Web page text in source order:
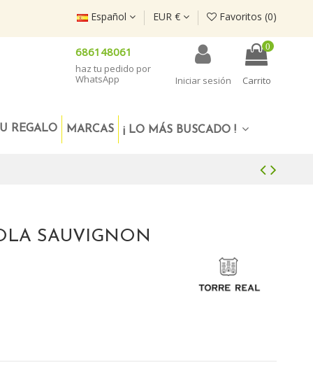
Español EUR € Favoritos (0)
686148061
haz tu pedido por
WhatsApp
Iniciar sesión
0
Carrito
REGALO MARCAS ¡ LO MÁS BUSCADO !
SAUVIGNON